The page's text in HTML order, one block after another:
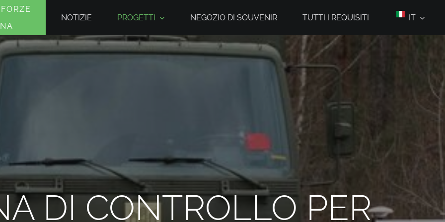
NOTIZIE PROGETTI NEGOZIO DI SOUVENIR TUTTI I REQUISITI IT
DI CONTROLLO PER